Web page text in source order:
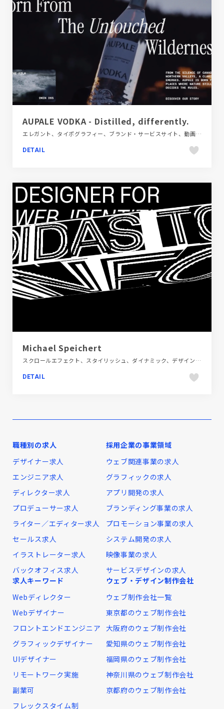
AUPALE VODKA - Distilled, differently.
エレガント、タイポグラフィー、ブランド・サービスサイト、動画が流れる、飲料・食品
DETAIL
Michael Speichert
スクロールエフェクト、スタイリッシュ、ダイナミック、デザイン・アート・音楽・文芸、ブラック系 、ブルー系、ホワイト系、ポートフォリオ、モーション多め、大きめ写真、海外サイト
DETAIL
職種別の求人
デザイナー求人
エンジニア求人
ディレクター求人
プロデューサー求人
ライター／エディター求人
セールス求人
イラストレーター求人
バックオフィス求人
採用企業の事業領域
ウェブ関連事業の求人
グラフィックの求人
アプリ開発の求人
ブランディング事業の求人
プロモーション事業の求人
システム開発の求人
映像事業の求人
サービスデザインの求人
求人キーワード
Webディレクター
Webデザイナー
フロントエンドエンジニア
グラフィックデザイナー
UIデザイナー
リモートワーク実施
副業可
フレックスタイム制
ウェブ・デザイン制作会社
ウェブ制作会社一覧
東京都のウェブ制作会社
大阪府のウェブ制作会社
愛知県のウェブ制作会社
福岡県のウェブ制作会社
神奈川県のウェブ制作会社
京都府のウェブ制作会社